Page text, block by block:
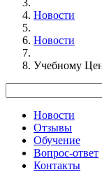
Новости
Новости
Учебному
Новости
Отзывы
Обучение
Вопрос-ответ
Контакты